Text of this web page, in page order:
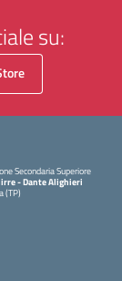
su:
Secondaria Superiore
- Dante Alighieri
(TP)